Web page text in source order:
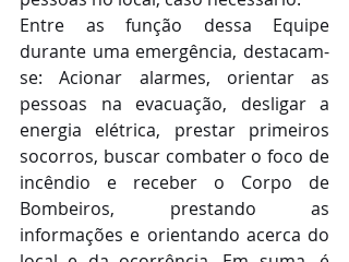
Entre as função dessa Equipe
durante uma emergência, destacam-
se: Acionar alarmes, orientar as
pessoas na evacuação, desligar a
energia elétrica, prestar primeiros
socorros, buscar combater o foco de
incêndio e receber o Corpo de
Bombeiros, prestando as
informações e orientando acerca do